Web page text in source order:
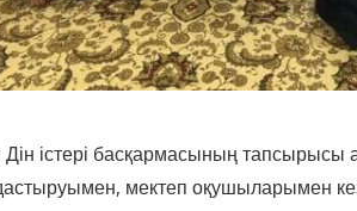
істері басқармасының
мектеп оқушыларымен